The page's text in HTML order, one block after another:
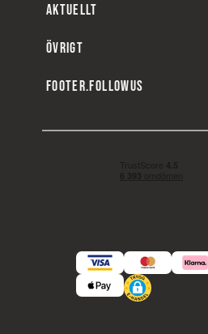
AKTUELLT
ÖVRIGT
FOOTER.FOLLOWUS